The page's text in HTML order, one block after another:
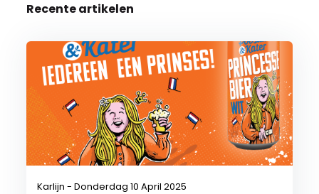
Recente artikelen
Karlijn - Donderdag 10 April 2025